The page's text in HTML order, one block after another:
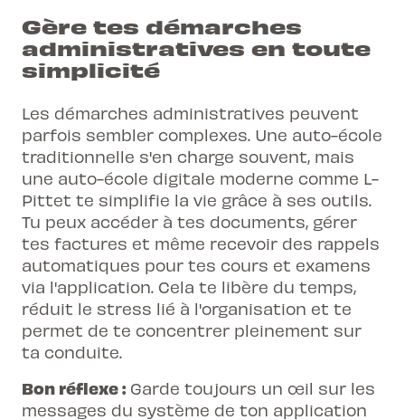
Gère tes démarches
administratives en toute
simplicité
Les démarches administratives peuvent
parfois sembler complexes. Une auto-école
traditionnelle s'en charge souvent, mais
une auto-école digitale moderne comme L-
Pittet te simplifie la vie grâce à ses outils.
Tu peux accéder à tes documents, gérer
tes factures et même recevoir des rappels
automatiques pour tes cours et examens
via l'application. Cela te libère du temps,
réduit le stress lié à l'organisation et te
permet de te concentrer pleinement sur
ta conduite.
Bon réflexe : Garde toujours un œil sur les
messages du système de ton application